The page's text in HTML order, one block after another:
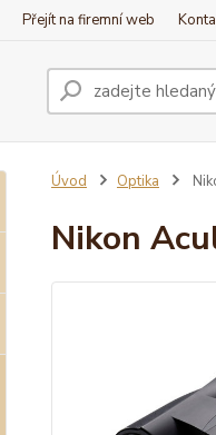
Přejít na firemní web
Úvod Optika
Nikon